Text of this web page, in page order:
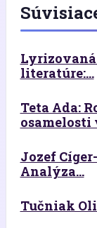
literatúre:...
Teta Ada:
osamelosti
Jozef
Analýza...
Tučniak